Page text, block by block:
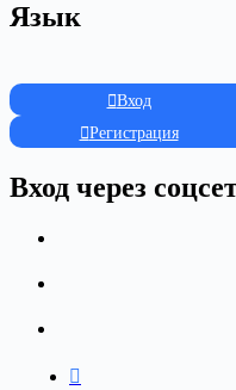
Язык
Вход
Регистрация
Вход через